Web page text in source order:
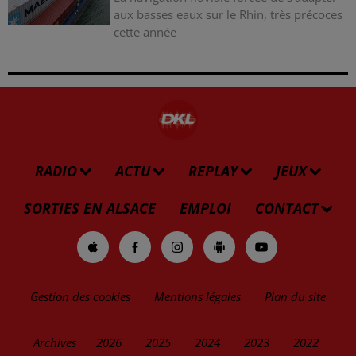
aux basses eaux sur le Rhin, très précoces
cette année
RADIO ACTU REPLAY
JEUX
SORTIES EN ALSACE
EMPLOI CONTACT
Gestion des cookies Mentions légales Plan du site
Archives 2026 2025 2024 2023 2022